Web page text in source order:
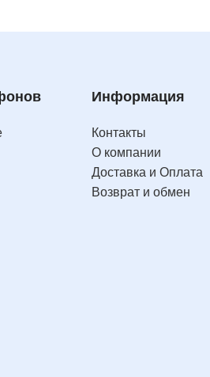
Информация
Контакты
О компании
Доставка и Оплата
Возврат и обмен